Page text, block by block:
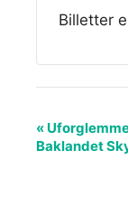
Billetter
A
«
Baklandet